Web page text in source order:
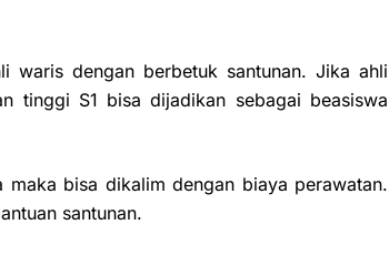
waris dengan berbetuk santunan. Jika ahli
tinggi S1 bisa dijadikan sebagai beasiswa
maka bisa dikalim dengan biaya perawatan.
santunan.